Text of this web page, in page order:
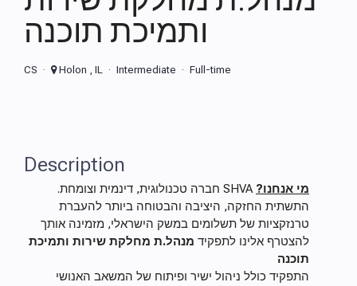
ותמיכת תוכנה
CS Holon , IL Intermediate Full-time
Description
מי אנחנו?
SHVA חברה טכנולוגית, דינמית וצומחת.
התשתית החזקה, היציבה והבטוחה ביותר להעברת
טרנזקציות של תשלומים במשק הישראלי, מזמינה אותך
להצטרף אלינו לתפקיד מנהל.ת מחלקת שירות ותמיכת
תוכנה
התפקיד כולל ניהול ישיר ופיתוח של המשאב האנושי